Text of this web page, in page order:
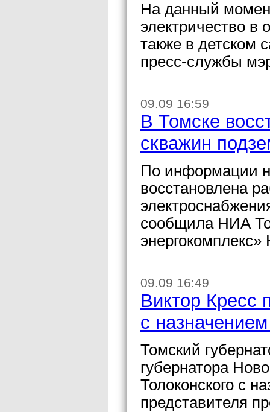
На данный
электричество в
также в детском
пресс-службы
09.09 16:59
В Томске
скважин
По информации
восстановлена
сообщила НИА
09.09 16:49
Виктор Кресс
с
Томский
губернатора
Толоконского с
представителя